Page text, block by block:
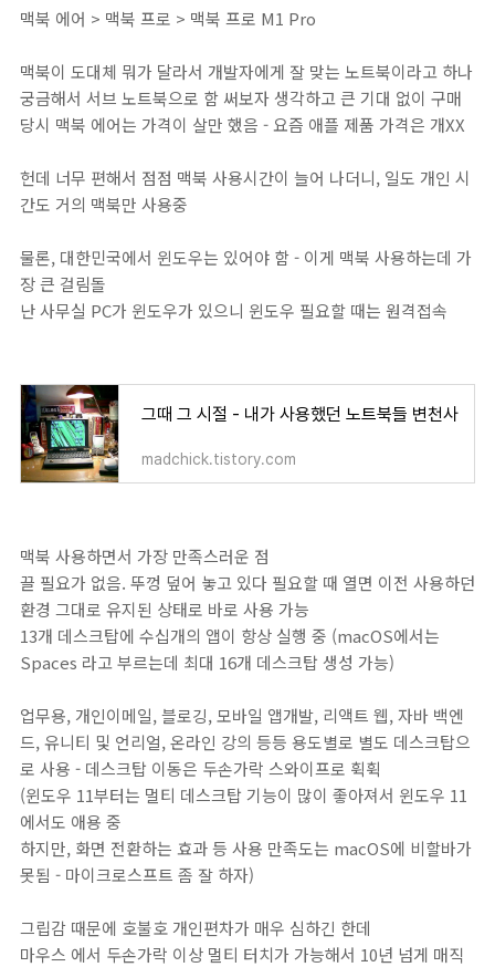
맥북 에어 > 맥북 프로 > 맥북 프로 M1 Pro
맥북이 도대체 뭐가 달라서 개발자에게 잘 맞는 노트북이라고 하나
궁금해서 서브 노트북으로 함 써보자 생각하고 큰 기대 없이 구매
당시 맥북 에어는 가격이 살만 했음 - 요즘 애플 제품 가격은 개XX
헌데 너무 편해서 점점 맥북 사용시간이 늘어 나더니, 일도 개인 시
간도 거의 맥북만 사용중
물론, 대한민국에서 윈도우는 있어야 함 - 이게 맥북 사용하는데 가
장 큰 걸림돌
난 사무실 PC가 윈도우가 있으니 윈도우 필요할 때는 원격접속
그때 그 시절 - 내가 사용했던 노트북들 변천사
madchick.tistory.com
맥북 사용하면서 가장 만족스러운 점
끌 필요가 없음. 뚜껑 덮어 놓고 있다 필요할 때 열면 이전 사용하던
환경 그대로 유지된 상태로 바로 사용 가능
13개 데스크탑에 수십개의 앱이 항상 실행 중 (macOS에서는
Spaces 라고 부르는데 최대 16개 데스크탑 생성 가능)
업무용, 개인이메일, 블로깅, 모바일 앱개발, 리액트 웹, 자바 백엔
드, 유니티 및 언리얼, 온라인 강의 등등 용도별로 별도 데스크탑으
로 사용 - 데스크탑 이동은 두손가락 스와이프로 휙휙
(윈도우 11부터는 멀티 데스크탑 기능이 많이 좋아져서 윈도우 11
에서도 애용 중
하지만, 화면 전환하는 효과 등 사용 만족도는 macOS에 비할바가
못됨 - 마이크로스프트 좀 잘 하자)
그립감 때문에 호불호 개인편차가 매우 심하긴 한데
마우스 에서 두손가락 이상 멀티 터치가 가능해서 10년 넘게 매직